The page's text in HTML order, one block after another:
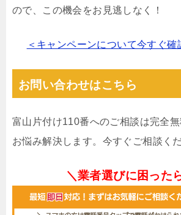
ので、この機会をお見逃しなく！
＜キャンペーンについて今すぐ確
お問い合わせはこちら
富山片付け110番へのご相談は完全
お悩み解決します。今すぐご相談く
＼業者選びに困った